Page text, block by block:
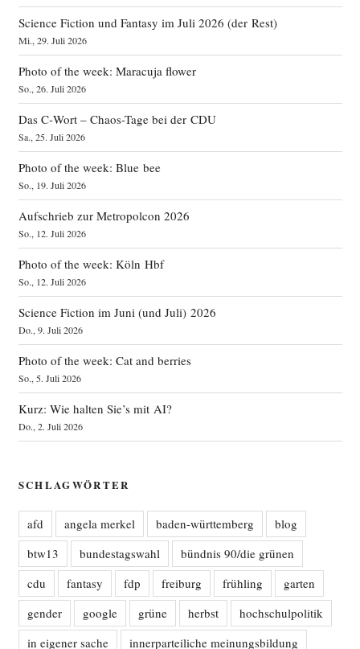
Science Fiction und Fantasy im Juli 2026 (der Rest)
Mi., 29. Juli 2026
Photo of the week: Maracuja flower
So., 26. Juli 2026
Das C‑Wort – Chaos-Tage bei der CDU
Sa., 25. Juli 2026
Photo of the week: Blue bee
So., 19. Juli 2026
Aufschrieb zur Metropolcon 2026
So., 12. Juli 2026
Photo of the week: Köln Hbf
So., 12. Juli 2026
Science Fiction im Juni (und Juli) 2026
Do., 9. Juli 2026
Photo of the week: Cat and berries
So., 5. Juli 2026
Kurz: Wie halten Sie’s mit AI?
Do., 2. Juli 2026
SCHLAGWÖRTER
afd angela merkel baden-württemberg
blog
btw13
bundestagswahl
bündnis 90/die grünen
cdu
fantasy fdp freiburg frühling
garten
gender
google grüne herbst
hochschulpolitik
in eigener sache
innerparteiliche meinungsbildung